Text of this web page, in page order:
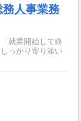
務人事業務
就業開始して終
っかり寄り添い